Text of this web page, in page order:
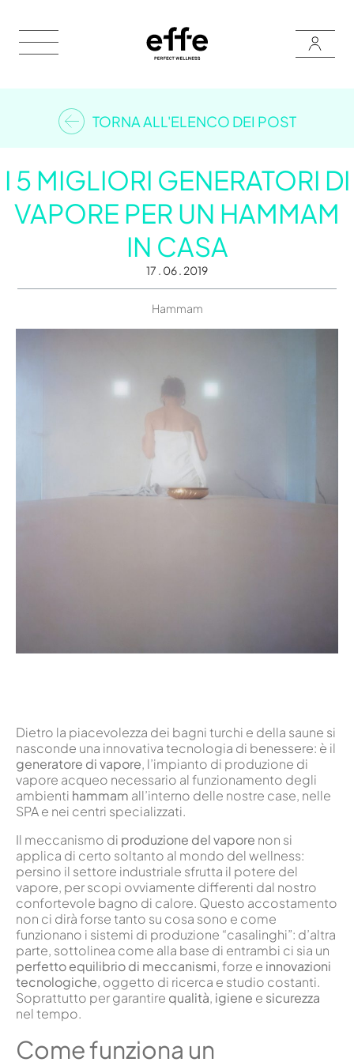
TORNA ALL'ELENCO DEI POST
I 5 MIGLIORI GENERATORI DI
VAPORE PER UN HAMMAM
IN CASA
17 . 06 . 2019
Hammam
Dietro la piacevolezza dei bagni turchi e della saune si
nasconde una innovativa tecnologia di benessere: è il
generatore di vapore, l’impianto di produzione di
vapore acqueo necessario al funzionamento degli
ambienti hammam all’interno delle nostre case, nelle
SPA e nei centri specializzati.
Il meccanismo di produzione del vapore non si
applica di certo soltanto al mondo del wellness:
persino il settore industriale sfrutta il potere del
vapore, per scopi ovviamente differenti dal nostro
confortevole bagno di calore. Questo accostamento
non ci dirà forse tanto su cosa sono e come
funzionano i sistemi di produzione “casalinghi”: d’altra
parte, sottolinea come alla base di entrambi ci sia un
perfetto equilibrio di meccanismi, forze e innovazioni
tecnologiche, oggetto di ricerca e studio costanti.
Soprattutto per garantire qualità, igiene e sicurezza
nel tempo.
Come funziona un